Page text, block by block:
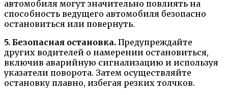
автомобиля могут значительно повлиять на
способность ведущего автомобиля безопасно
остановиться или повернуть.
5. Безопасная остановка. Предупреждайте
других водителей о намерении остановиться,
включив аварийную сигнализацию и используя
указатели поворота. Затем осуществляйте
остановку плавно, избегая резких толчков.